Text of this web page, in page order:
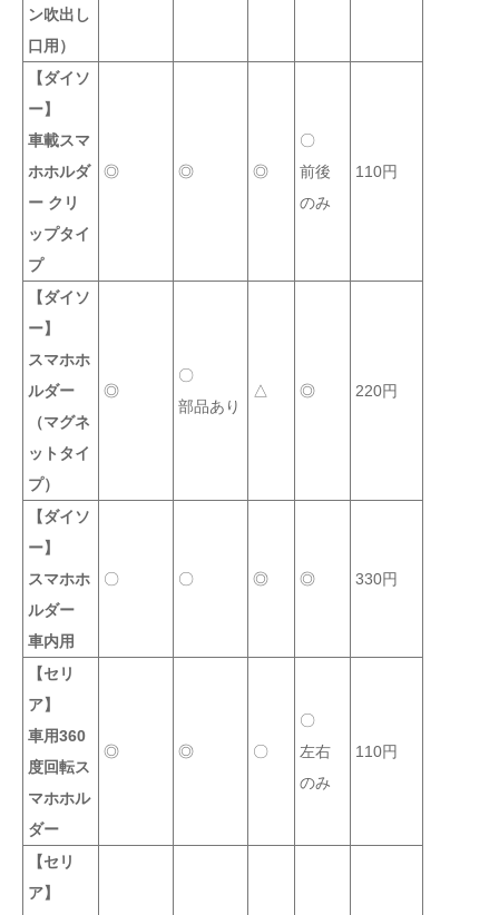
ン吹出し
口用）
【ダイソ
ー】
車載スマ
ホホルダ
ー クリ
ップタイ
プ
◎ ◎ ◎
〇
前後
のみ
110円
【ダイソ
ー】
スマホホ
ルダー
（マグネ
ットタイ
プ）
◎
〇
部品あり
△ ◎ 220円
【ダイソ
ー】
スマホホ
ルダー
車内用
〇 〇 ◎ ◎ 330円
【セリ
ア】
車用360
度回転ス
マホホル
ダー
◎ ◎ 〇
〇
左右
のみ
110円
【セリ
ア】